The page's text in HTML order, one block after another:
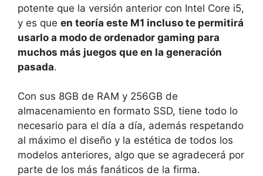
potente que la versión anterior con Intel Core i5,
y es que en teoría este M1 incluso te permitirá
usarlo a modo de ordenador gaming para
muchos más juegos que en la generación
pasada.
Con sus 8GB de RAM y 256GB de
almacenamiento en formato SSD, tiene todo lo
necesario para el día a día, además respetando
al máximo el diseño y la estética de todos los
modelos anteriores, algo que se agradecerá por
parte de los más fanáticos de la firma.